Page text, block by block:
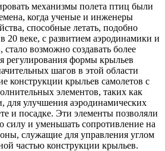
механизмы полета птиц были
когда ученые и инженеры
способные летать, подобно
20 веке, с развитием аэродинамики и
возможно создавать более
регулирования формы крыльев
шагов в этой области
конструкции крыльев самолетов с
элементов, таких как
для улучшения аэродинамических
и посадке. Эти элементы позволяли
силу и уменьшать сопротивление на
служащие для управления углом
частью конструкции крыльев.